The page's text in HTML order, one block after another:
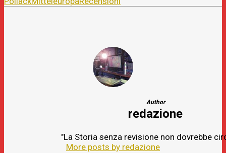
Author
redazione
"La Storia senza revisione non dovrebbe
More posts by redazione